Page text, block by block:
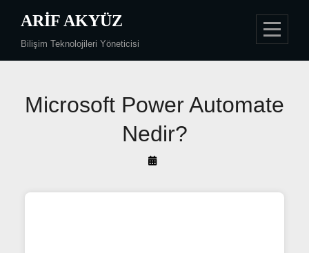
content
ARIF AKYÜZ
Bilişim Teknolojileri Yöneticisi
Microsoft Power Automate
Nedir?
By
Akyüz
Yazı